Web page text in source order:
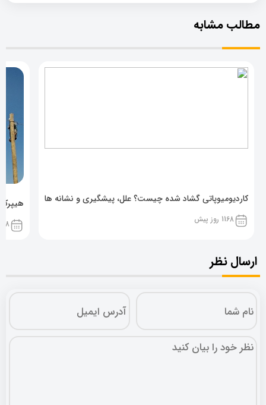
مطالب مشابه
کاردیومیوپاتی گشاد شده چیست؟ علل، پیشگیری و نشانه ها
1168 روز پیش 1168
ارسال نظر